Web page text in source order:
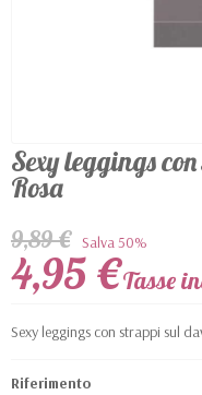
Sexy leggings
Rosa
9,89 € Salva 50%
4,95 €Tasse
Sexy leggings con strappi sul
Riferimento